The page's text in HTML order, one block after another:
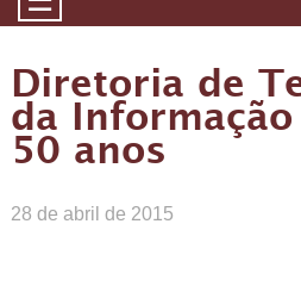
Diretoria de
da
50 anos
28 de abril de 2015